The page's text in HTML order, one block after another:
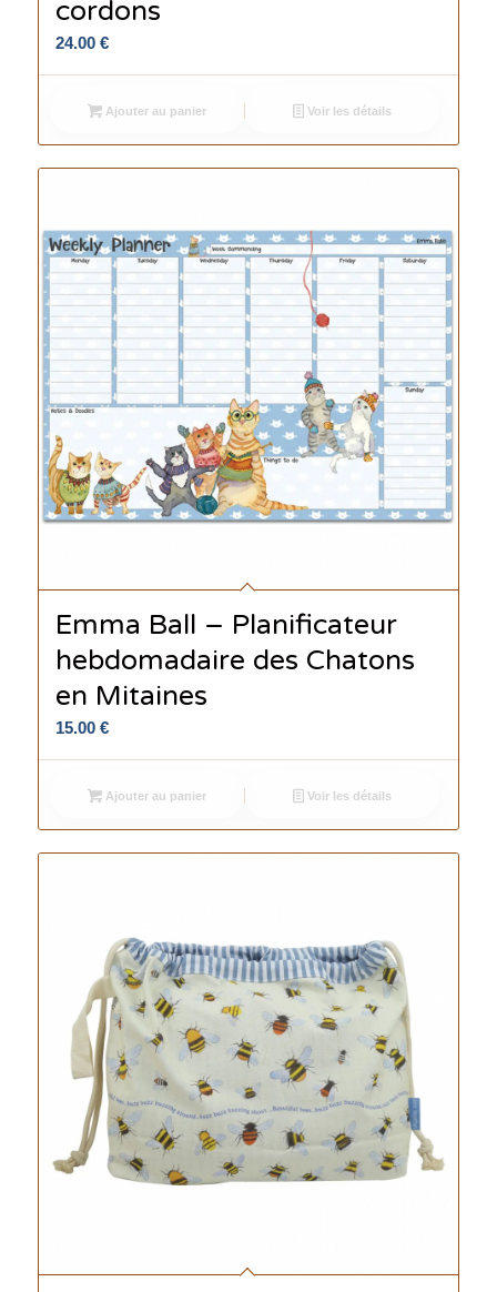
cordons
24.00 €
Ajouter au panier Voir les détails
Emma Ball – Planificateur
hebdomadaire des Chatons
en Mitaines
15.00 €
Ajouter au panier Voir les détails